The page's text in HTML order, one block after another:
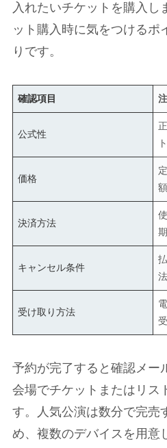
入れたいチケットを購入し
ット購入時に気をつけるポ
りです。
確認項目
公式性
価格
決済方法
キャンセル条件
受け取り方法
予約が完了すると確認メー
会場でチケットまたはリス
す。人気公演は数分で完売
め、複数のデバイスを用意